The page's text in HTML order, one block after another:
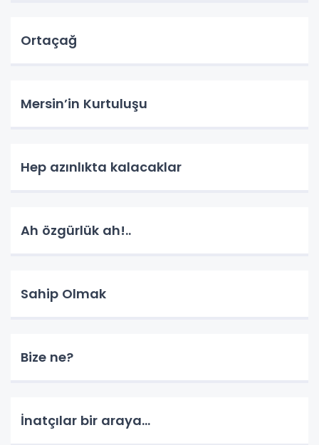
Ortaçağ
Mersin’in Kurtuluşu
Hep azınlıkta kalacaklar
Ah özgürlük ah!..
Sahip Olmak
Bize ne?
İnatçılar bir araya…